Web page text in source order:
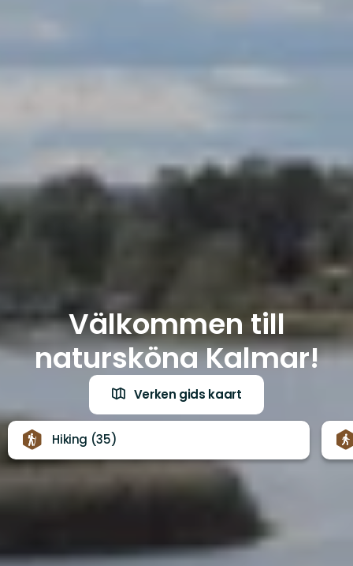
Välkommen till
natursköna Kalmar!
Verken gids kaart
Hiking (35)